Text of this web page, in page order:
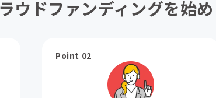
ウドファンディングを始
Point 02